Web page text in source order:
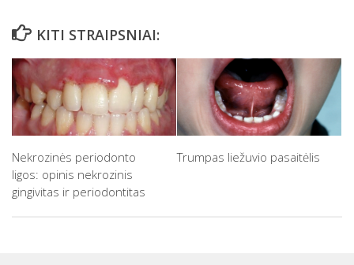
KITI STRAIPSNIAI:
Nekrozinės periodonto
ligos: opinis nekrozinis
gingivitas ir periodontitas
Trumpas liežuvio pasaitėlis